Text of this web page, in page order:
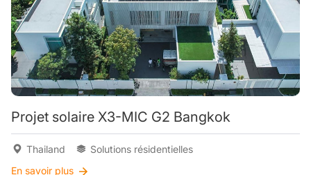
Projet solaire X3-MIC G2 Bangkok
Thailand
Solutions résidentielles
En savoir plus